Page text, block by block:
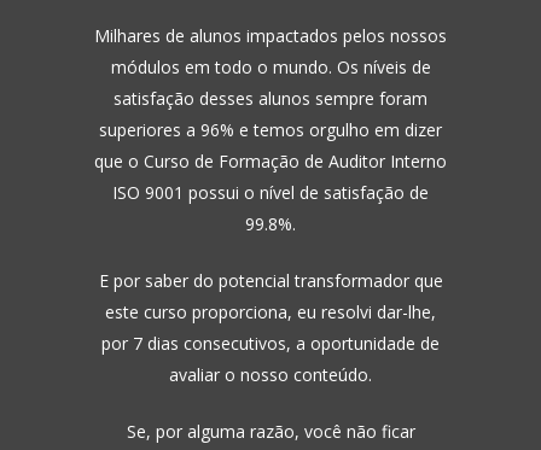
Milhares de alunos impactados pelos nossos
módulos em todo o mundo. Os níveis de
satisfação desses alunos sempre foram
superiores a 96% e temos orgulho em dizer
que o Curso de Formação de Auditor Interno
ISO 9001 possui o nível de satisfação de
99.8%.
E por saber do potencial transformador que
este curso proporciona, eu resolvi dar-lhe,
por 7 dias consecutivos, a oportunidade de
avaliar o nosso conteúdo.
Se, por alguma razão, você não ficar